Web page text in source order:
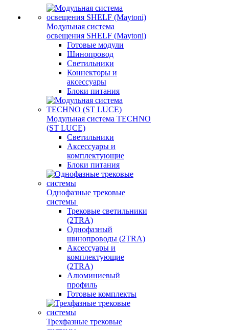
Модульная система
освещения SHELF (Maytoni)
Готовые модули
Шинопровод
Светильники
Коннекторы и
аксессуары
Блоки питания
Модульная система TECHNO
(ST LUCE)
Светильники
Аксессуары и
комплектующие
Блоки питания
Однофазные трековые
системы
Трековые светильники
(2TRA)
Однофазный
шинопроводы (2TRA)
Аксессуары и
комплектующие
(2TRA)
Алюминиевый
профиль
Готовые комплекты
Трехфазные трековые